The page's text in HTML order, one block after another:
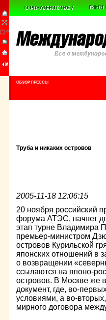
ОБЗОР ПРЕССЫ
Труба и никаких островов
2005-11-18 12:06:15
20 ноября российский
форума АТЭС, начнет
этап турне Владимира
премьер-министром
островов Курильской
японских отношений в
о возвращении
ссылаются на японо-
островов. В Москве же
документ, где, во-
условиями, а во-
мирного договора